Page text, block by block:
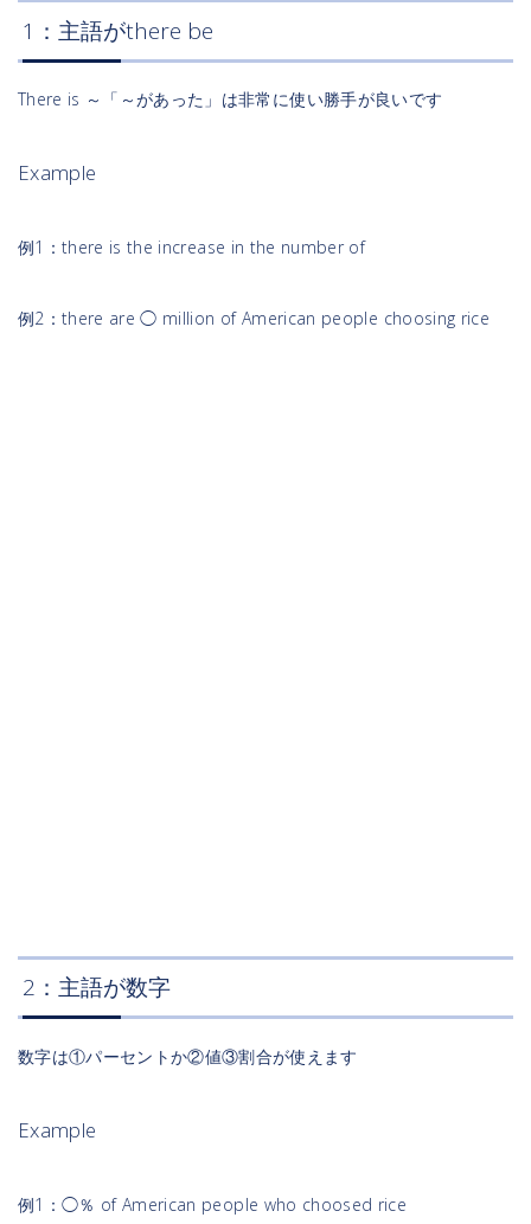
1：主語がthere be
There is ～「～があった」は非常に使い勝手が良いです
Example
例1：there is the increase in the number of
例2：there are ◯ million of American people choosing rice
2：主語が数字
数字は①パーセントか②値③割合が使えます
Example
例1：◯％ of American people who choosed rice